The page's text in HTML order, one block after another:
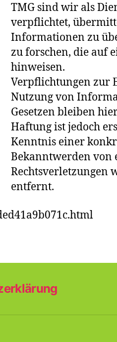
TMG sind wir als
verpflichtet,
Informationen zu
zu forschen, die auf
hinweisen.
Verpflichtungen zur
Nutzung von
Gesetzen bleiben
Haftung ist jedoch
Kenntnis einer
Bekanntwerden von
Rechtsverletzungen
entfernt.